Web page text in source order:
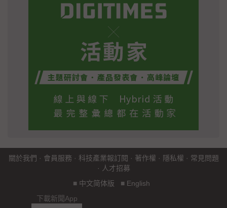
關於我們 · 會員服務 · 科技產業報訂閱 · 著作權 · 隱私權 · 常見問題
· 人才招募
■ 中文简体版 ■ English
下載新聞App